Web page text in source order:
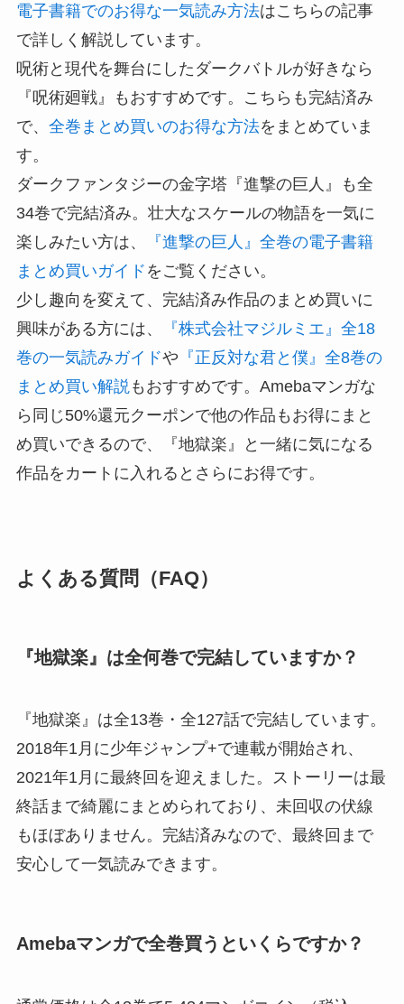
電子書籍でのお得な一気読み方法はこちらの記事
で詳しく解説しています。
呪術と現代を舞台にしたダークバトルが好きなら
『呪術廻戦』もおすすめです。こちらも完結済み
で、 全巻まとめ買いのお得な方法をまとめていま
す。
ダークファンタジーの金字塔『進撃の巨人』も全
34巻で完結済み。壮大なスケールの物語を一気に
楽しみたい方は、
『進撃の巨人』全巻の電子書籍
まとめ買いガイド をご覧ください。
少し趣向を変えて、完結済み作品のまとめ買いに
興味がある方には、
『株式会社マジルミエ』全18
巻の一気読みガイドや 『正反対な君と僕』全8巻の
まとめ買い解説 もおすすめです。Amebaマンガな
ら同じ50%還元クーポンで他の作品もお得にまと
め買いできるので、『地獄楽』と一緒に気になる
作品をカートに入れるとさらにお得です。
よくある質問（FAQ）
『地獄楽』は全何巻で完結していますか？
『地獄楽』は全13巻・全127話で完結しています。
2018年1月に少年ジャンプ+で連載が開始され、
2021年1月に最終回を迎えました。ストーリーは最
終話まで綺麗にまとめられており、未回収の伏線
もほぼありません。完結済みなので、最終回まで
安心して一気読みできます。
Amebaマンガで全巻買うといくらですか？